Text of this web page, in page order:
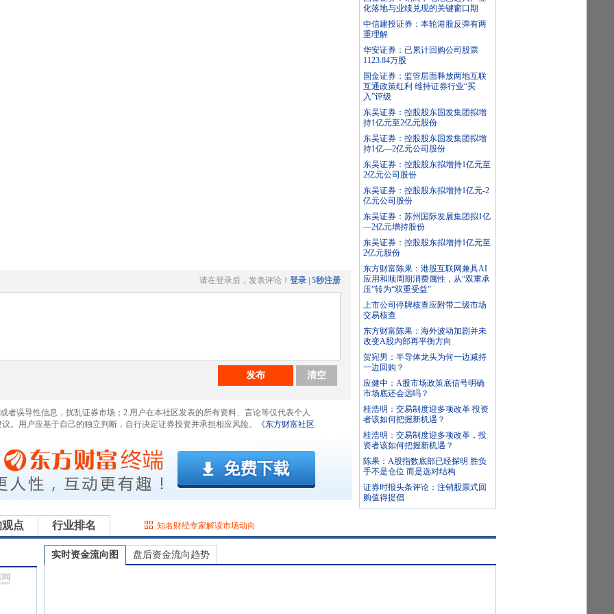
请在登录后，发表评论！ 登录 5秒注册
发布 清空
者误导性信息，扰乱证券市场；2.用户在本社区发表的所有资料、言论等仅代表个人
。用户应基于自己的独立判断，自行决定证券投资并承担相应风险。
《东方财富社区
化落地与业绩兑现的关键窗口期
中信建投证券：本轮港股反弹有两
重理解
华安证券：已累计回购公司股票
1123.84万股
国金证券：监管层面释放两地互联
互通政策红利 维持证券行业“买
入”评级
东吴证券：控股股东国发集团拟增
持1亿元至2亿元股份
东吴证券：控股股东国发集团拟增
持1亿—2亿元公司股份
东吴证券：控股股东拟增持1亿元至
2亿元公司股份
东吴证券：控股股东拟增持1亿元-2
亿元公司股份
东吴证券：苏州国际发展集团拟1亿
—2亿元增持股份
东吴证券：控股股东拟增持1亿元至
2亿元股份
东方财富陈果：港股互联网兼具AI
应用和顺周期消费属性，从“双重承
压”转为“双重受益”
上市公司停牌核查应附带二级市场
交易核查
东方财富陈果：海外波动加剧并未
改变A股内部再平衡方向
贺宛男：半导体龙头为何一边减持
一边回购？
应健中：A股市场政策底信号明确
市场底还会远吗？
桂浩明：交易制度迎多项改革 投资
者该如何把握新机遇？
桂浩明：交易制度迎多项改革，投
资者该如何把握新机遇？
陈果：A股指数底部已经探明 胜负
手不是仓位 而是选对结构
证券时报头条评论：注销股票式回
购值得提倡
点 行业排名 知名财经专家解读市场动向
实时资金流向图 盘后资金流向趋势